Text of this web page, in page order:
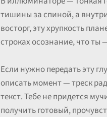
тишины за спиной, а
восторг, эту хрупкость
строках осознание, что
Если нужно передать эту
описать момент — треск
текст. Тебе не придется
получить готовый,